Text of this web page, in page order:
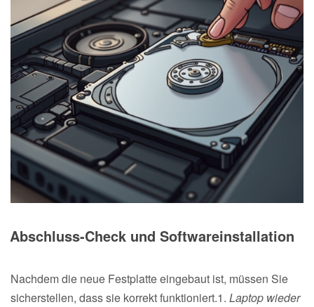
Abschluss-Check und Softwareinstallation
Nachdem die neue Festplatte eingebaut ist, müssen Sie
sicherstellen, dass sie korrekt funktioniert.1. Laptop wieder